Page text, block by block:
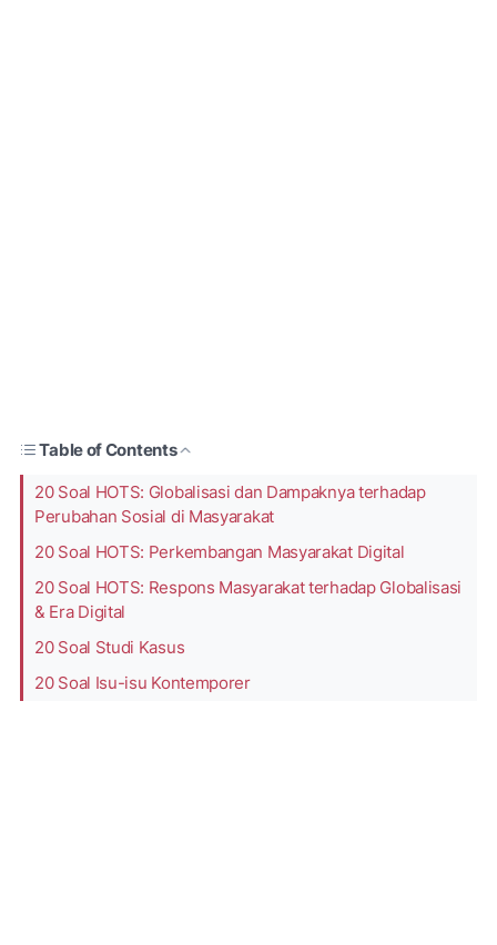
Table of Contents
20 Soal HOTS: Globalisasi dan Dampaknya terhadap
Perubahan Sosial di Masyarakat
20 Soal HOTS: Perkembangan Masyarakat Digital
20 Soal HOTS: Respons Masyarakat terhadap Globalisasi
& Era Digital
20 Soal Studi Kasus
20 Soal Isu-isu Kontemporer